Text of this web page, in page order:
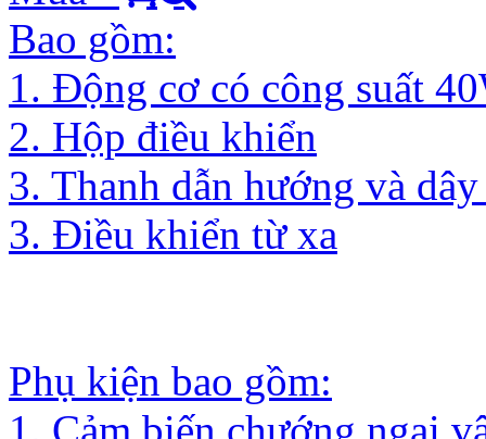
Bao gồm:
1. Động cơ có công suất
2. Hộp điều khiển
3. Thanh dẫn hướng và
3. Điều khiển từ xa
Phụ kiện bao gồm: